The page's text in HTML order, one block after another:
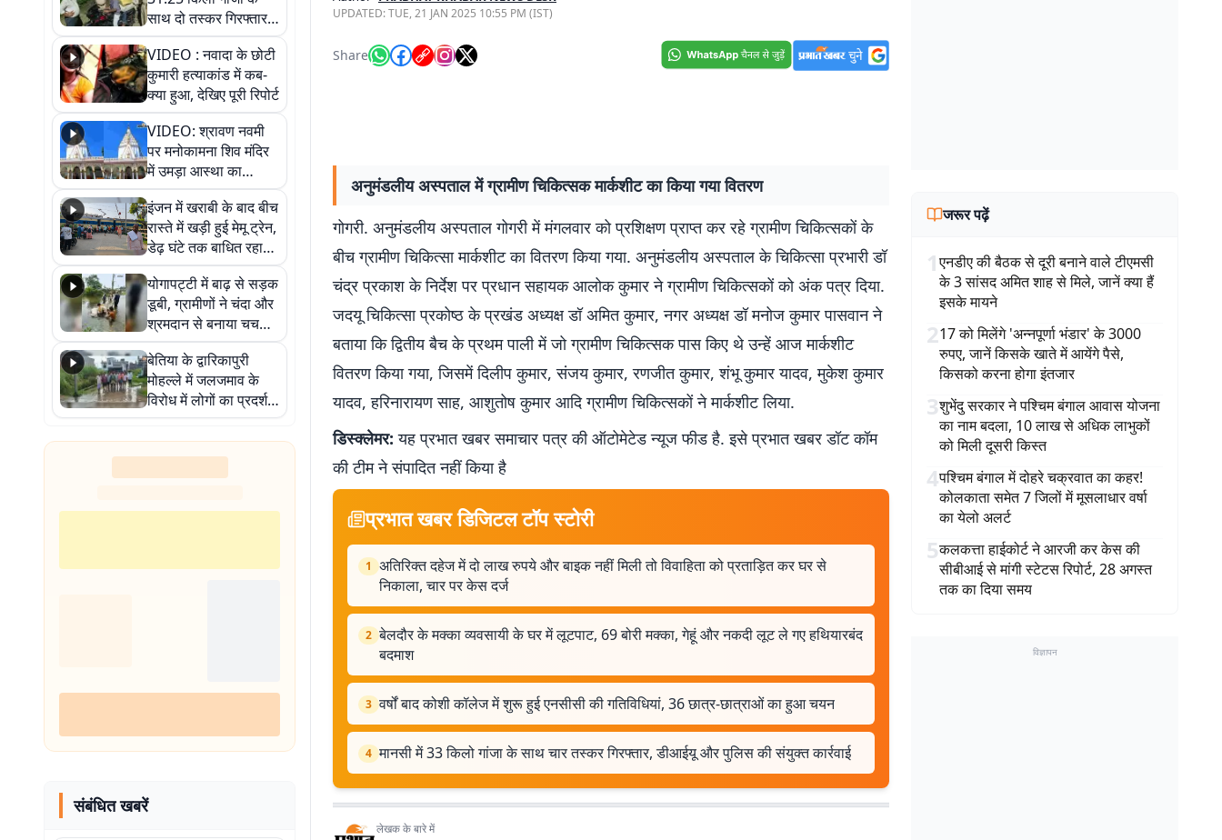
साथ दो तस्कर गिरफ्तार,
नेपाली नंबर की बाइक
जब्त
VIDEO : नवादा के छोटी
कुमारी हत्याकांड में कब-
क्या हुआ, देखिए पूरी रिपोर्ट
VIDEO: श्रावण नवमी
पर मनोकामना शिव मंदिर
में उमड़ा आस्था का
सैलाब, हर-हर महादेव के
जयघोष से गूंजा परिसर
इंजन में खराबी के बाद बीच
रास्ते में खड़ी हुई मेमू ट्रेन,
डेढ़ घंटे तक बाधित रहा
आवागमन
योगापट्टी में बाढ़ से सड़क
डूबी, ग्रामीणों ने चंदा और
श्रमदान से बनाया चचरी
पुल
बेतिया के द्वारिकापुरी
मोहल्ले में जलजमाव के
विरोध में लोगों का प्रदर्शन,
स्थायी समाधान की मांग
संबंधित खबरें
UPDATED:TUE, 21 JAN 2025 10:55 PM (IST)
Share
अनुमंडलीय अस्पताल में ग्रामीण चिकित्सक मार्कशीट का किया गया वितरण
गोगरी. अनुमंडलीय अस्पताल गोगरी में मंगलवार को प्रशिक्षण प्राप्त कर रहे ग्रामीण चिकित्सकों के
बीच ग्रामीण चिकित्सा मार्कशीट का वितरण किया गया. अनुमंडलीय अस्पताल के चिकित्सा प्रभारी डॉ
चंद्र प्रकाश के निर्देश पर प्रधान सहायक आलोक कुमार ने ग्रामीण चिकित्सकों को अंक पत्र दिया.
जदयू चिकित्सा प्रकोष्ठ के प्रखंड अध्यक्ष डॉ अमित कुमार, नगर अध्यक्ष डॉ मनोज कुमार पासवान ने
बताया कि द्वितीय बैच के प्रथम पाली में जो ग्रामीण चिकित्सक पास किए थे उन्हें आज मार्कशीट
वितरण किया गया, जिसमें दिलीप कुमार, संजय कुमार, रणजीत कुमार, शंभू कुमार यादव, मुकेश कुमार
यादव, हरिनारायण साह, आशुतोष कुमार आदि ग्रामीण चिकित्सकों ने मार्कशीट लिया.
डिस्क्लेमर: यह प्रभात खबर समाचार पत्र की ऑटोमेटेड न्यूज फीड है. इसे प्रभात खबर डॉट कॉम
की टीम ने संपादित नहीं किया है
प्रभात खबर डिजिटल टॉप स्टोरी
1 अतिरिक्त दहेज में दो लाख रुपये और बाइक नहीं मिली तो विवाहिता को प्रताड़ित कर घर से
निकाला, चार पर केस दर्ज
2 बेलदौर के मक्का व्यवसायी के घर में लूटपाट, 69 बोरी मक्का, गेहूं और नकदी लूट ले गए हथियारबंद
बदमाश
3 वर्षों बाद कोशी कॉलेज में शुरू हुई एनसीसी की गतिविधियां, 36 छात्र-छात्राओं का हुआ चयन
4 मानसी में 33 किलो गांजा के साथ चार तस्कर गिरफ्तार, डीआईयू और पुलिस की संयुक्त कार्रवाई
लेखक के बारे में
जरूर पढ़ें
1एनडीए की बैठक से दूरी बनाने वाले टीएमसी
के 3 सांसद अमित शाह से मिले, जानें क्या हैं
इसके मायने
217 को मिलेंगे 'अन्नपूर्णा भंडार' के 3000
रुपए, जानें किसके खाते में आयेंगे पैसे,
किसको करना होगा इंतजार
3शुभेंदु सरकार ने पश्चिम बंगाल आवास योजना
का नाम बदला, 10 लाख से अधिक लाभुकों
को मिली दूसरी किस्त
4पश्चिम बंगाल में दोहरे चक्रवात का कहर!
कोलकाता समेत 7 जिलों में मूसलाधार वर्षा
का येलो अलर्ट
5कलकत्ता हाईकोर्ट ने आरजी कर केस की
सीबीआई से मांगी स्टेटस रिपोर्ट, 28 अगस्त
तक का दिया समय
विज्ञापन